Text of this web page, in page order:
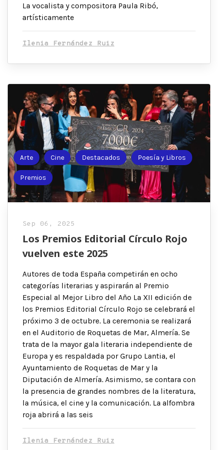
La vocalista y compositora Paula Ribó,
artísticamente
Ilenia Fernández Ruiz
Arte Cine Destacados Poesía y Libros
Premios
Sep 06, 2025
Los Premios Editorial Círculo Rojo
vuelven este 2025
Autores de toda España competirán en ocho
categorías literarias y aspirarán al Premio
Especial al Mejor Libro del Año La XII edición de
los Premios Editorial Círculo Rojo se celebrará el
próximo 3 de octubre. La ceremonia se realizará
en el Auditorio de Roquetas de Mar, Almería. Se
trata de la mayor gala literaria independiente de
Europa y es respaldada por Grupo Lantia, el
Ayuntamiento de Roquetas de Mar y la
Diputación de Almería. Asimismo, se contara con
la presencia de grandes nombres de la literatura,
la música, el cine y la comunicación. La alfombra
roja abrirá a las seis
Ilenia Fernández Ruiz